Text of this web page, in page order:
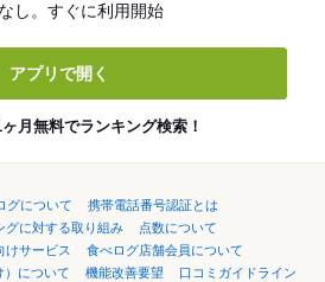
し。すぐに利用開始
アプリで開く
月無料でランキング検索！
グについて
携帯電話番号認証とは
グに対する取り組み
点数について
けサービス
食べログ店舗会員について
）について
機能改善要望
口コミガイドライン